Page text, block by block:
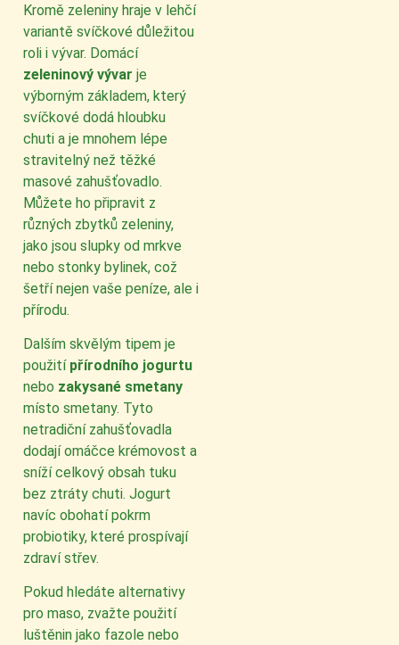
Kromě zeleniny hraje v lehčí
variantě svíčkové důležitou
roli i vývar. Domácí
zeleninový vývar je
výborným základem, který
svíčkové dodá hloubku
chuti a je mnohem lépe
stravitelný než těžké
masové zahušťovadlo.
Můžete ho připravit z
různých zbytků zeleniny,
jako jsou slupky od mrkve
nebo stonky bylinek, což
šetří nejen vaše peníze, ale i
přírodu.
Dalším skvělým tipem je
použití přírodního jogurtu
nebo zakysané smetany
místo smetany. Tyto
netradiční zahušťovadla
dodají omáčce krémovost a
sníží celkový obsah tuku
bez ztráty chuti. Jogurt
navíc obohatí pokrm
probiotiky, které prospívají
zdraví střev.
Pokud hledáte alternativy
pro maso, zvažte použití
luštěnin jako fazole nebo